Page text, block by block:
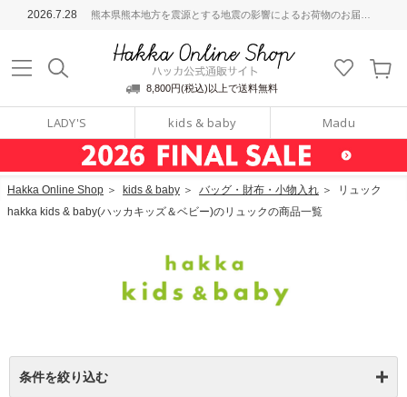
2026.7.28 熊本県熊本地方を震源とする地震の影響によるお荷物のお届けについて
8,800円(税込)以上で送料無料
LADY'S kids & baby Madu
通販サイト
Hakka Online Shop ＞ kids & baby ＞ バッグ・財布・小物入れ ＞
リュック
hakka kids & baby(ハッカキッズ＆ベビー)のリュックの商品一覧
条件を絞り込む